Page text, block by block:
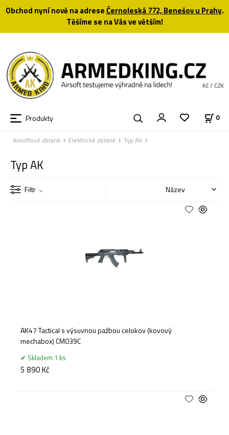
Obchod nyní nově na adreseČernoleská 772, Benešov u Prahy.
Těšíme se na Vás ve větším!
Produkty 0
Kč / CZK
Airsoftové zbraně Elektrické zbraně Typ AK
Typ AK
Filtr
AK47 Tactical s výsuvnou pažbou celokov (kovový
mechabox) CM039C
Skladem 1 ks
5 890 Kč